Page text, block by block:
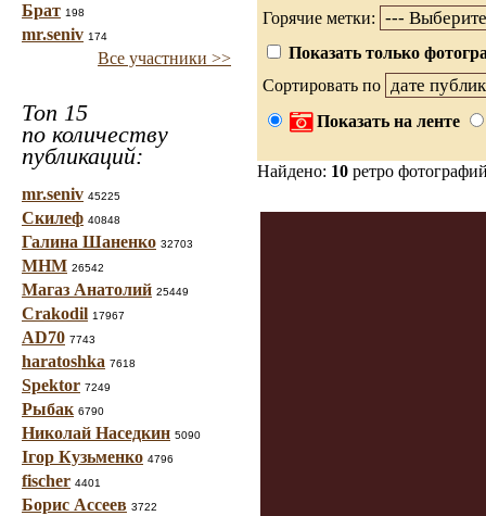
Брат 198
mr.seniv 174
Все участники >>
Топ 15
по количеству
публикаций:
mr.seniv 45225
Скилеф 40848
Галина Шаненко 32703
МНМ 26542
Магаз Анатолий 25449
Crakodil 17967
AD70 7743
haratoshka 7618
Spektor 7249
Рыбак 6790
Николай Наседкин 5090
Ігор Кузьменко 4796
fischer 4401
Борис Ассеев 3722
Горячие метки:
Показать только
Сортировать по
Показать на ленте
Найдено: 10 ретро